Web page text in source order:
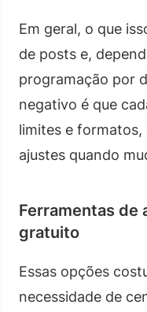
Em geral, o que
de posts e,
programação por
negativo é que
limites e
ajustes quando
Ferramentas de
gratuito
Essas opções
necessidade de